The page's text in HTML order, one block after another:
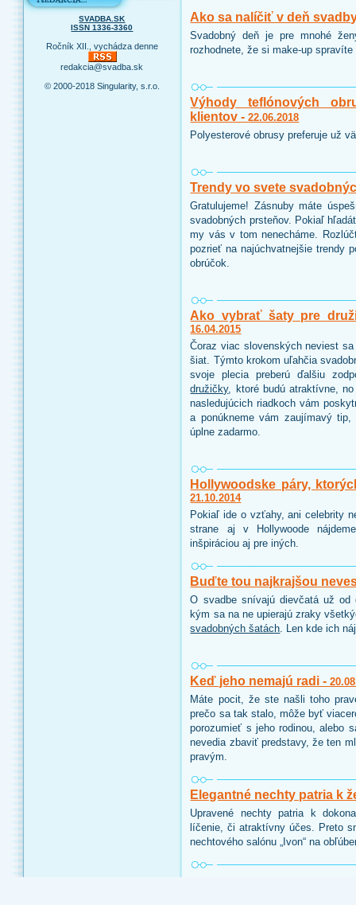
SVADBA.SK
ISSN 1336-3360
Ročník XII., vychádza denne
redakcia@svadba.sk
© 2000-2018 Singularity, s.r.o.
Ako sa nalíčiť v deň
Svadobný deň je pre mnohé
rozhodnete, že si make-up
Výhody teflónových
klientov -22.06.2018
Polyesterové obrusy preferuje už
Trendy vo svete
Gratulujeme! Zásnuby máte
svadobných prsteňov. Pokiaľ
my vás v tom nenecháme.
pozrieť na najúchvatnejšie trendy
obrúčok.
Ako vybrať šaty pre
16.04.2015
Čoraz viac slovenských neviest
šiat. Týmto krokom uľahčia
svoje plecia preberú ďalšiu
družičky, ktoré budú atraktívne,
nasledujúcich riadkoch vám
a ponúkneme vám zaujímavý
úplne zadarmo.
Hollywoodske páry,
21.10.2014
Pokiaľ ide o vzťahy, ani celebrity
strane aj v Hollywoode
inšpiráciou aj pre iných.
Buďte tou najkrajšou
O svadbe snívajú dievčatá už
kým sa na ne upierajú zraky
svadobných šatách. Len kde ich
Keď jeho nemajú radi -
Máte pocit, že ste našli toho
prečo sa tak stalo, môže byť
porozumieť s jeho rodinou, alebo
nevedia zbaviť predstavy, že ten
pravým.
Elegantné nechty patria k
Upravené nechty patria k
líčenie, či atraktívny účes. Preto
nechtového salónu „Ivon“ na